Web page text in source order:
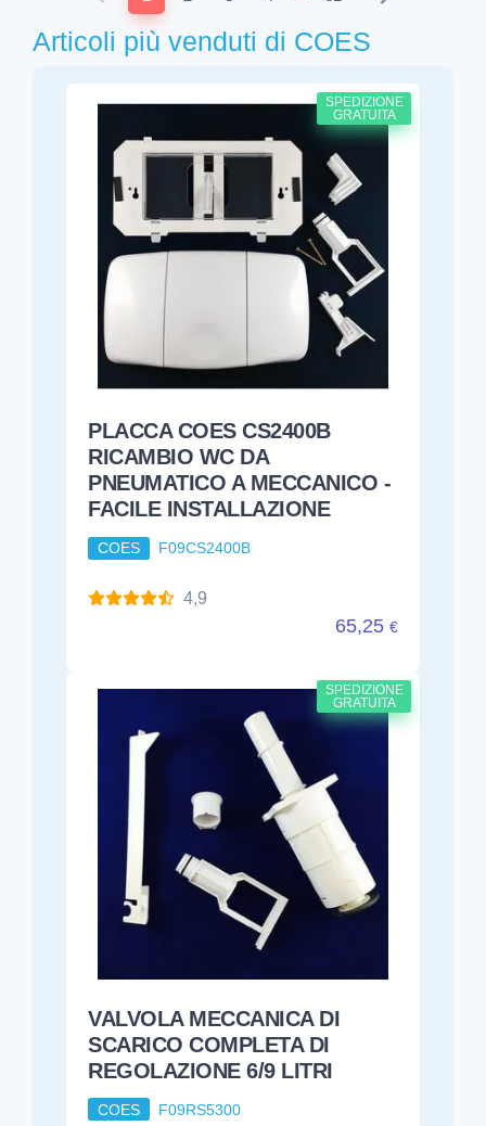
Articoli più venduti di COES
SPEDIZIONE
GRATUITA
PLACCA COES CS2400B
RICAMBIO WC DA
PNEUMATICO A MECCANICO -
FACILE INSTALLAZIONE
COES F09CS2400B
4,9
65,25 €
SPEDIZIONE
GRATUITA
VALVOLA MECCANICA DI
SCARICO COMPLETA DI
REGOLAZIONE 6/9 LITRI
COES F09RS5300